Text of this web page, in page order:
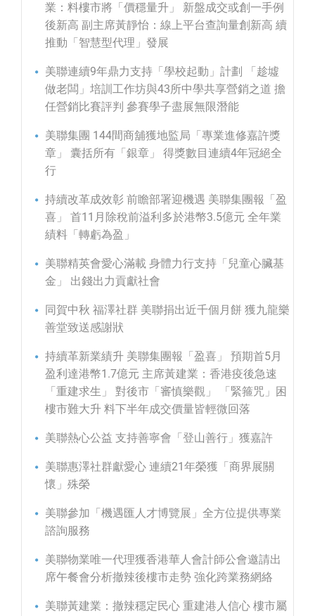
業：料樓市將「價穩量升」 新盤成交或創一手例
後新高 副主席黃靜怡：線上平台查詢量創新高 續
推動「智慧型代理」發展
美聯連續9年鼎力支持「學校起動」計劃 「趁墟
做老闆」培訓工作坊與43所中學共享營銷之道 擔
任營銷比賽評判 參賽學子盡展無限潛能
美聯集團 144間商舖獲地監局「專業進修嘉許獎
章」 囊括所有「銀章」 得獎數目連續4年冠絕全
行
持續改革成效彰 前瞻部署迎機遇 美聯集團報「盈
喜」 首11月除稅前溢利多於港幣3.5億元 全年業
績料「轉虧為盈」
美聯精英會愛心滿載 身體力行支持「兒童心臟基
金」 出錢出力貢獻社會
同賀中秋 福澤社群 美聯捐出近千個月餅 獲九龍樂
善堂致送感謝狀
持續革新業績升 美聯集團報「盈喜」 預期首5月
盈利達港幣1.7億元 主席黃建業：香港疫後急速
「重建求生」 對後市「審慎樂觀」 「緊箍咒」困
樓市難大升 料下半年成交價量皆輕微回落
美聯熱心公益 支持善寧會「登山善行」獲嘉許
美聯惠澤社群獻愛心 連續21年榮獲「商界展關
懷」殊榮
美聯參加「機遇匯人才博覽展」全方位提供專業
諮詢服務
美聯物業唯一代理獲香港華人會計師公會邀請出
席午餐會分析撤辣後樓市走勢 強化跨業務網絡
美聯黃建業：撤辣穩定民心 重建港人信心 樓市屬